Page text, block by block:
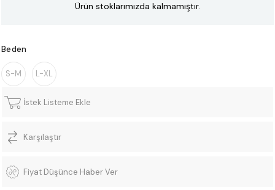
Ürün stoklarımızda kalmamıştır.
Beden
S-M L-XL
İstek Listeme Ekle
Karşılaştır
Fiyat Düşünce Haber Ver